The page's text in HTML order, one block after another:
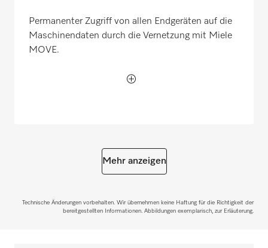
Permanenter Zugriff von allen Endgeräten auf die
Maschinendaten durch die Vernetzung mit Miele
MOVE.
Mehr anzeigen
Technische Änderungen vorbehalten. Wir übernehmen keine Haftung für die Richtigkeit der
bereitgestellten Informationen. Abbildungen exemplarisch, zur Erläuterung.